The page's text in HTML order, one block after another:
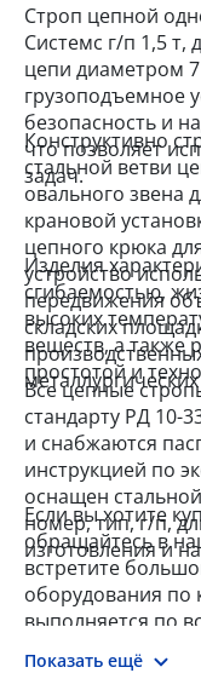
Строп цепной
Системс г/п 1,5 т,
цепи диаметром
грузоподъемное
безопасность и
что позволяет
задач.
Конструктивно
стальной ветви
овального звена
крановой
цепного крюка
устройство
передвижения
складских
Изделия
сгибаемостью,
высоких
веществ, а также
простотой и
Все цепные
стандарту РД 10-
и снабжаются
инструкцией по
оснащен
номер, тип, г/п,
изготовления и
Если вы хотите
обращайтесь в
встретите
оборудования по
выполняется по
заказать товар
Показать ещё